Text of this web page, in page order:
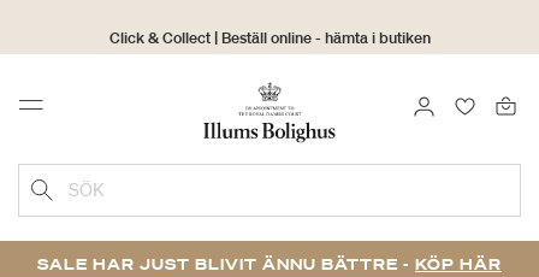
Click & Collect | Beställ online - hämta i butiken
30 dagars returrätt
Menu LOGGA IN
SÖK
SALE HAR JUST BLIVIT ÄNNU BÄTTRE - KÖP HÄR